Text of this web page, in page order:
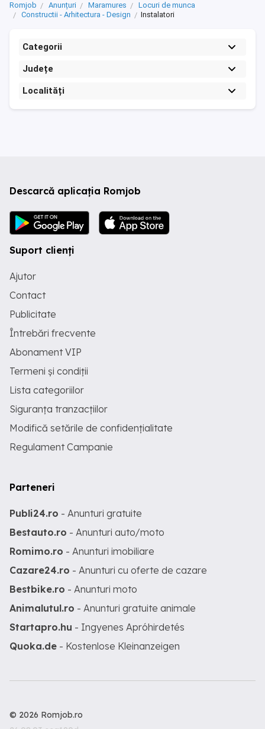
Romjob Anunțuri Maramures
Locuri de munca
Constructii - Arhitectura - Design
Instalatori
Categorii
Județe
Localități
Descarcă aplicația Romjob
Suport clienți
Ajutor
Contact
Publicitate
Întrebări frecvente
Abonament VIP
Termeni și condiții
Lista categoriilor
Siguranța tranzacțiilor
Modifică setările de confidențialitate
Regulament Campanie
Parteneri
Publi24.ro - Anunturi gratuite
Bestauto.ro - Anunturi auto/moto
Romimo.ro - Anunturi imobiliare
Cazare24.ro - Anunturi cu oferte de cazare
Bestbike.ro - Anunturi moto
Animalutul.ro - Anunturi gratuite animale
Startapro.hu - Ingyenes Apróhirdetés
Quoka.de - Kostenlose Kleinanzeigen
© 2026 Romjob.ro